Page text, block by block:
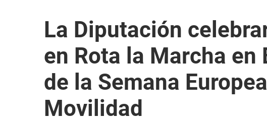
La Diputación
en Rota la Marcha en
de la Semana
Movilidad